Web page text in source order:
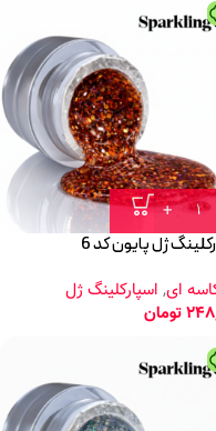
ژل پایون کد 6
ای, اسپارکلینگ ژل
تومان